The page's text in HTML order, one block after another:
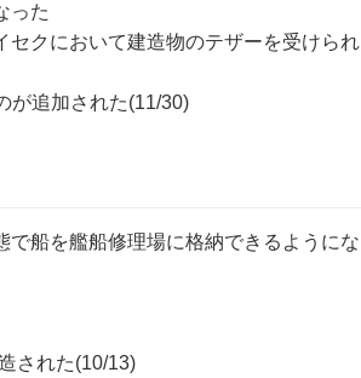
った
クにおいて建造物のテザーを受けられ
が追加された(11/30)
船を艦船修理場に格納できるようにな
された(10/13)